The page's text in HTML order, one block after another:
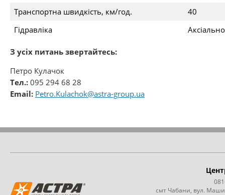
Транспортна швидкість, км/год.
40
Гідравліка
З усіх питань звертайтесь:
Петро Кулачок
Тел.: 095 294 68 28
Email: Petro.Kulachok@astra-group.ua
смт Чабани, вул.